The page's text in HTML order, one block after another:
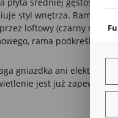
styl wnętrza. Rama
loftowy (czarny metal/
rama podkreśla
gniazdka ani elektryka.
jest już